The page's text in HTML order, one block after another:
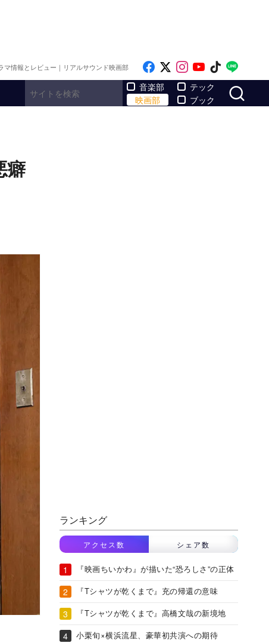
マ情報とレビュー｜リアルサウンド映画部 Like on Facebook
Follow on x
Follow on
Follow on
Follow
音楽部
映画部
テック
ブック
癖
ランキング
アクセス数 シェア数
『映画ちいかわ』が描いた“恐ろしさ”の正体
『Tシャツが乾くまで』充の帰還の意味
『Tシャツが乾くまで』高橋文哉の新境地
小栗旬×横浜流星、豪華初共演への期待